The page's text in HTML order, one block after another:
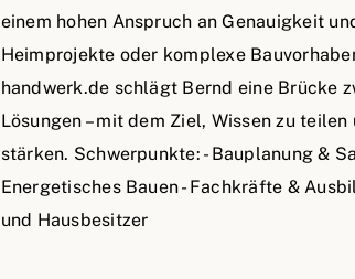
einem hohen Anspruch an Genauigkeit
Heimprojekte oder komplexe
handwerk.de schlägt Bernd eine Brücke
Lösungen – mit dem Ziel, Wissen zu
stärken. Schwerpunkte: - Bauplanung &
Energetisches Bauen - Fachkräfte &
und Hausbesitzer